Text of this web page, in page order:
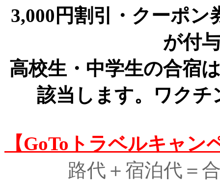
3,000円割引・クーポン
が付
高校生・中学生の合宿
該当します。ワクチ
【GoToトラベルキャン
路代＋宿泊代＝